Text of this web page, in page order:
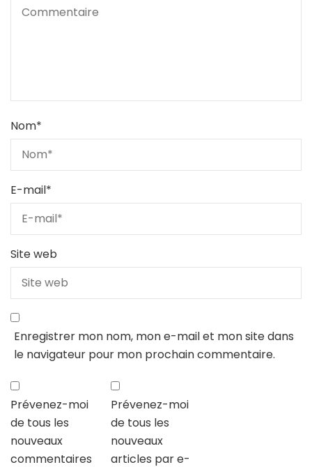
Nom*
E-mail*
Site web
Enregistrer mon nom, mon e-mail et mon site dans
le navigateur pour mon prochain commentaire.
Prévenez-moi
de tous les
nouveaux
commentaires
Prévenez-moi
de tous les
nouveaux
articles par e-